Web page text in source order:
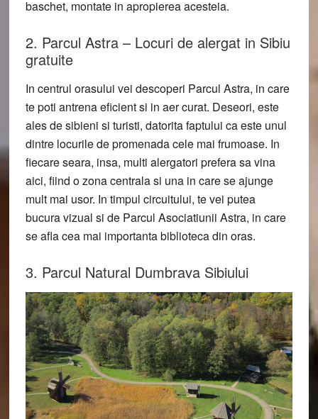
baschet, montate in apropierea acesteia.
2. Parcul Astra – Locuri de alergat in Sibiu
gratuite
In centrul orasului vei descoperi Parcul Astra, in care
te poti antrena eficient si in aer curat. Deseori, este
ales de sibieni si turisti, datorita faptului ca este unul
dintre locurile de promenada cele mai frumoase. In
fiecare seara, insa, multi alergatori prefera sa vina
aici, fiind o zona centrala si una in care se ajunge
mult mai usor. In timpul circuitului, te vei putea
bucura vizual si de Parcul Asociatiunii Astra, in care
se afla cea mai importanta biblioteca din oras.
3. Parcul Natural Dumbrava Sibiului